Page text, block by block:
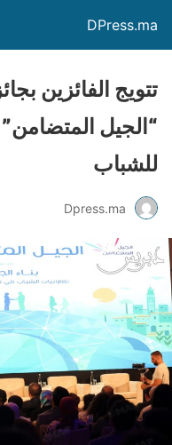
DPress.ma
تتويج الفائزين
“الجيل المتضامن”
للشباب
Dpress.ma